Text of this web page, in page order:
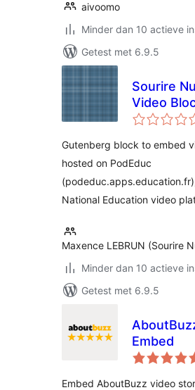
aivoomo
Minder dan 10 actieve
Getest met 6.9.5
Sourire
Video
PodEduc
Gutenberg block to embed
hosted on PodEduc
National Education video
Maxence LEBRUN (Sourire
Minder dan 10 actieve
Getest met 6.9.5
Embed
Embed AboutBuzz video